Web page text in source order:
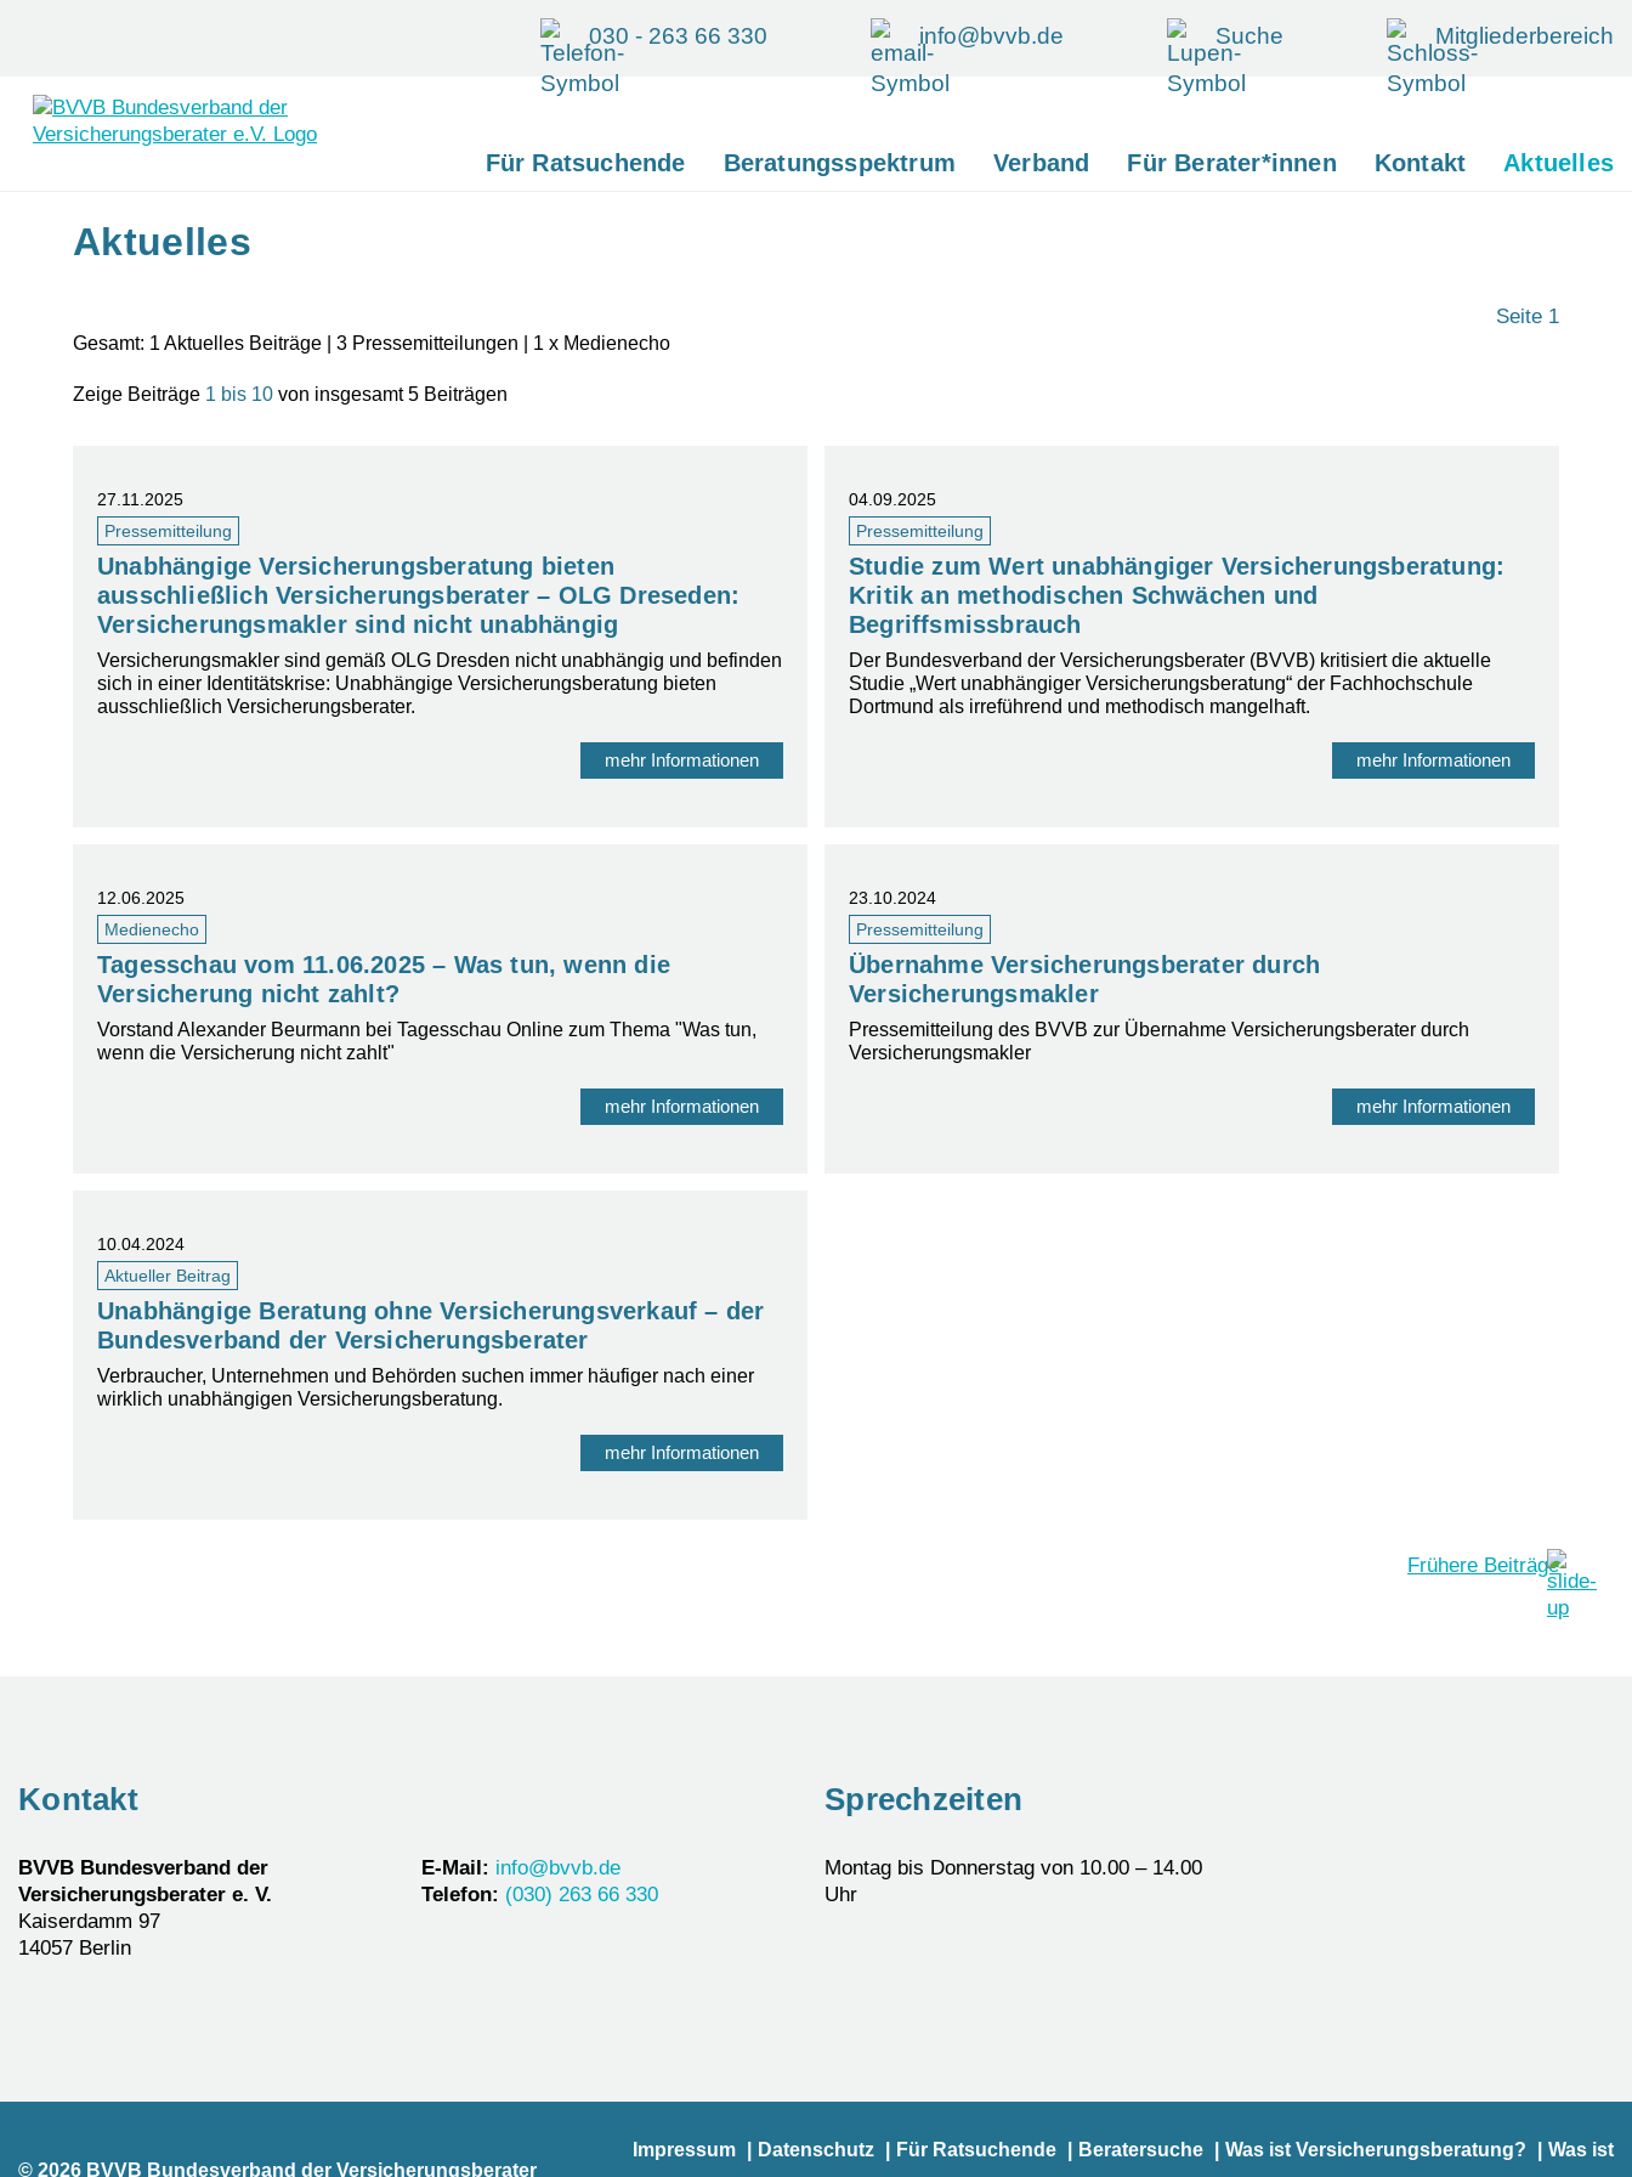
030 - 263 66 330 info@bvvb.de Suche Mitgliederbereich
Für Ratsuchende Beratungsspektrum Verband Für Berater*innen Kontakt Aktuelles
Aktuelles
Seite 1
Gesamt: 1 Aktuelles Beiträge | 3 Pressemitteilungen | 1 x Medienecho
Zeige Beiträge 1 bis 10 von insgesamt 5 Beiträgen
27.11.2025
Pressemitteilung
Unabhängige Versicherungsberatung bieten
ausschließlich Versicherungsberater – OLG Dreseden:
Versicherungsmakler sind nicht unabhängig
Versicherungsmakler sind gemäß OLG Dresden nicht unabhängig und befinden
sich in einer Identitätskrise: Unabhängige Versicherungsberatung bieten
ausschließlich Versicherungsberater.
mehr Informationen
04.09.2025
Pressemitteilung
Studie zum Wert unabhängiger Versicherungsberatung:
Kritik an methodischen Schwächen und
Begriffsmissbrauch
Der Bundesverband der Versicherungsberater (BVVB) kritisiert die aktuelle
Studie „Wert unabhängiger Versicherungsberatung“ der Fachhochschule
Dortmund als irreführend und methodisch mangelhaft.
mehr Informationen
12.06.2025
Medienecho
Tagesschau vom 11.06.2025 – Was tun, wenn die
Versicherung nicht zahlt?
Vorstand Alexander Beurmann bei Tagesschau Online zum Thema "Was tun,
wenn die Versicherung nicht zahlt"
mehr Informationen
23.10.2024
Pressemitteilung
Übernahme Versicherungsberater durch
Versicherungsmakler
Pressemitteilung des BVVB zur Übernahme Versicherungsberater durch
Versicherungsmakler
mehr Informationen
10.04.2024
Aktueller Beitrag
Unabhängige Beratung ohne Versicherungsverkauf – der
Bundesverband der Versicherungsberater
Verbraucher, Unternehmen und Behörden suchen immer häufiger nach einer
wirklich unabhängigen Versicherungsberatung.
mehr Informationen
Frühere Beiträge
Kontakt
BVVB Bundesverband der
Versicherungsberater e. V.
Kaiserdamm 97
14057 Berlin
E-Mail: info@bvvb.de
Telefon: (030) 263 66 330
Sprechzeiten
Montag bis Donnerstag von 10.00 – 14.00
Uhr
© 2026 BVVB Bundesverband der Versicherungsberater
Impressum Datenschutz Für Ratsuchende Beratersuche Was ist Versicherungsberatung? Was ist